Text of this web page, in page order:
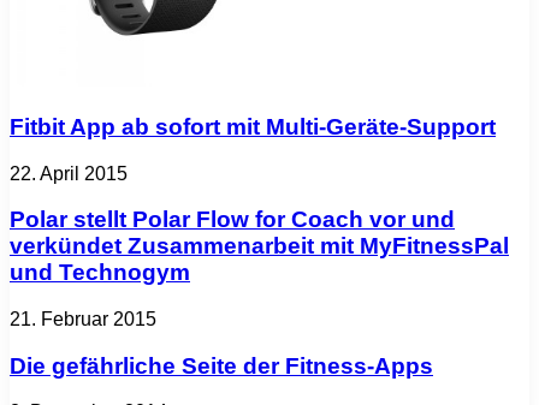
Fitbit App ab sofort mit Multi-Geräte-Support
22. April 2015
Polar stellt Polar Flow for Coach vor und
verkündet Zusammenarbeit mit MyFitnessPal
und Technogym
21. Februar 2015
Die gefährliche Seite der Fitness-Apps